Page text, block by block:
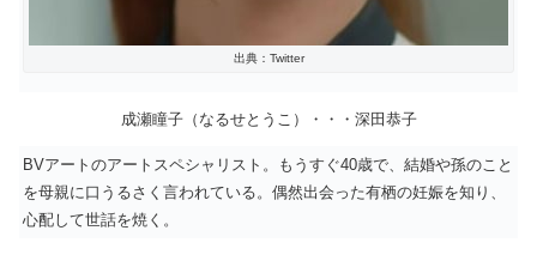
出典：Twitter
成瀬瞳子（なるせとうこ）・・・深田恭子
BVアートのアートスペシャリスト。もうすぐ40歳で、結婚や孫のこと
を母親に口うるさく言われている。偶然出会った有栖の妊娠を知り、
心配して世話を焼く。